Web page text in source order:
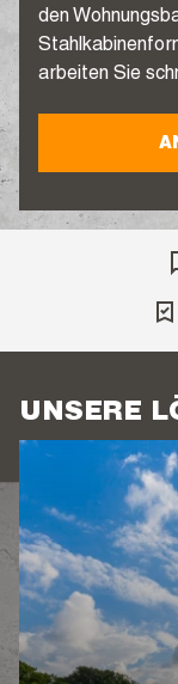
den
arbeiten Sie
UNSERE